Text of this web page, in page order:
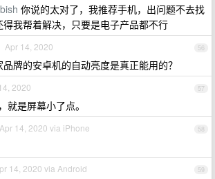
你说的太对了，我推荐手机，出问题不去找
得我帮着解决，只要是电子产品都不行
56
Apr 14, 2020
牌的安卓机的自动亮度是真正能用的？
57
2020
就是屏幕小了点。
58
Apr 14, 2020 via iPhone
59
14, 2020 via Android